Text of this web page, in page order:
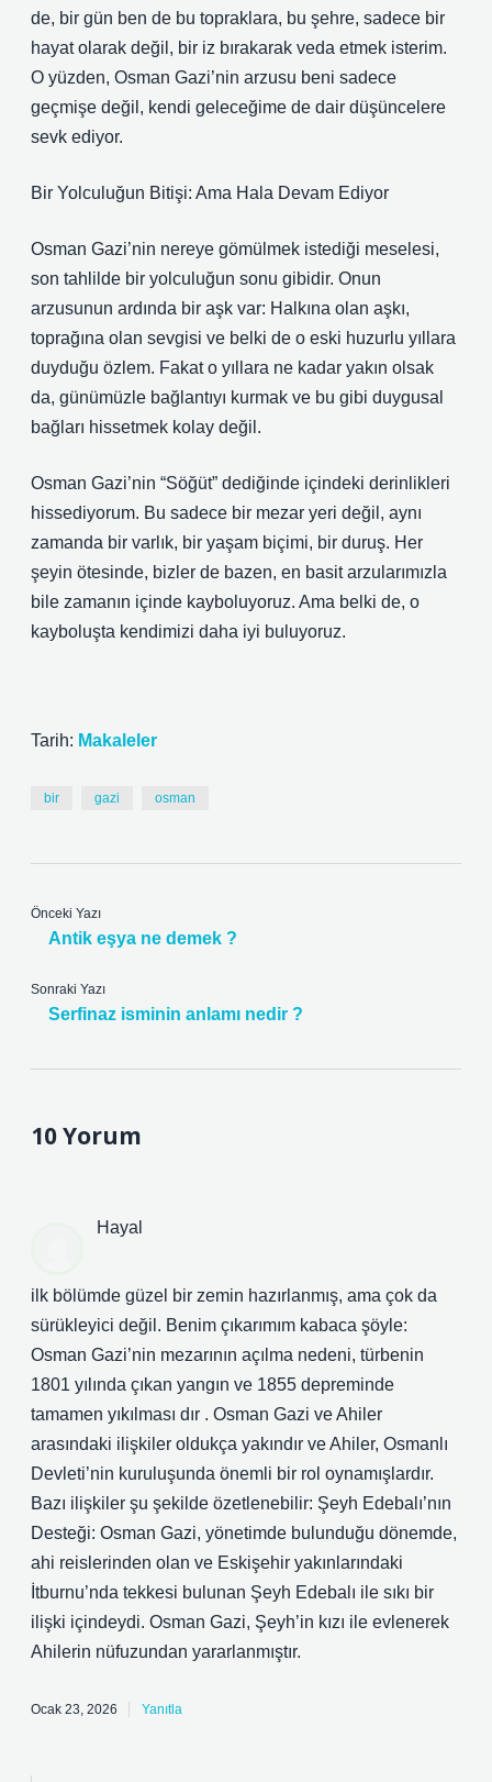
de, bir gün ben de bu topraklara, bu şehre, sadece bir
hayat olarak değil, bir iz bırakarak veda etmek isterim.
O yüzden, Osman Gazi’nin arzusu beni sadece
geçmişe değil, kendi geleceğime de dair düşüncelere
sevk ediyor.
Bir Yolculuğun Bitişi: Ama Hala Devam Ediyor
Osman Gazi’nin nereye gömülmek istediği meselesi,
son tahlilde bir yolculuğun sonu gibidir. Onun
arzusunun ardında bir aşk var: Halkına olan aşkı,
toprağına olan sevgisi ve belki de o eski huzurlu yıllara
duyduğu özlem. Fakat o yıllara ne kadar yakın olsak
da, günümüzle bağlantıyı kurmak ve bu gibi duygusal
bağları hissetmek kolay değil.
Osman Gazi’nin “Söğüt” dediğinde içindeki derinlikleri
hissediyorum. Bu sadece bir mezar yeri değil, aynı
zamanda bir varlık, bir yaşam biçimi, bir duruş. Her
şeyin ötesinde, bizler de bazen, en basit arzularımızla
bile zamanın içinde kayboluyoruz. Ama belki de, o
kayboluşta kendimizi daha iyi buluyoruz.
Tarih: Makaleler
bir gazi osman
Önceki Yazı
Antik eşya ne demek ?
Sonraki Yazı
Serfinaz isminin anlamı nedir ?
10 Yorum
Hayal
ilk bölümde güzel bir zemin hazırlanmış, ama çok da
sürükleyici değil. Benim çıkarımım kabaca şöyle:
Osman Gazi’nin mezarının açılma nedeni, türbenin
1801 yılında çıkan yangın ve 1855 depreminde
tamamen yıkılması dır . Osman Gazi ve Ahiler
arasındaki ilişkiler oldukça yakındır ve Ahiler, Osmanlı
Devleti’nin kuruluşunda önemli bir rol oynamışlardır.
Bazı ilişkiler şu şekilde özetlenebilir: Şeyh Edebalı’nın
Desteği: Osman Gazi, yönetimde bulunduğu dönemde,
ahi reislerinden olan ve Eskişehir yakınlarındaki
İtburnu’nda tekkesi bulunan Şeyh Edebalı ile sıkı bir
ilişki içindeydi. Osman Gazi, Şeyh’in kızı ile evlenerek
Ahilerin nüfuzundan yararlanmıştır.
Ocak 23, 2026 Yanıtla